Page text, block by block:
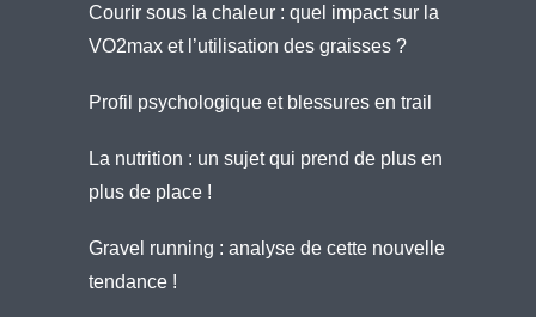
Courir sous la chaleur : quel impact sur la
VO2max et l’utilisation des graisses ?
Profil psychologique et blessures en trail
La nutrition : un sujet qui prend de plus en
plus de place !
Gravel running : analyse de cette nouvelle
tendance !